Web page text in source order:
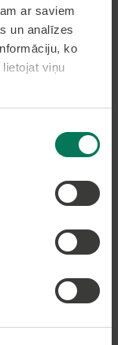
ar saviem
un analīzes
ko
viņu
iestādē